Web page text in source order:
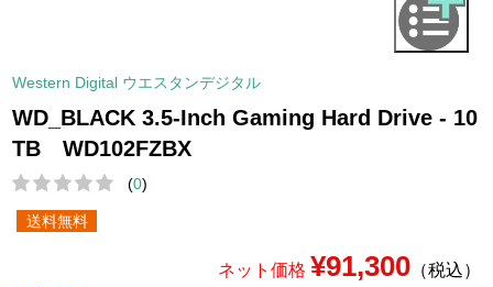
Western Digital ウエスタンデジタル
WD_BLACK 3.5-Inch Gaming Hard Drive - 10
TB WD102FZBX
(0)
送料無料
ネット価格 ¥91,300（税込）